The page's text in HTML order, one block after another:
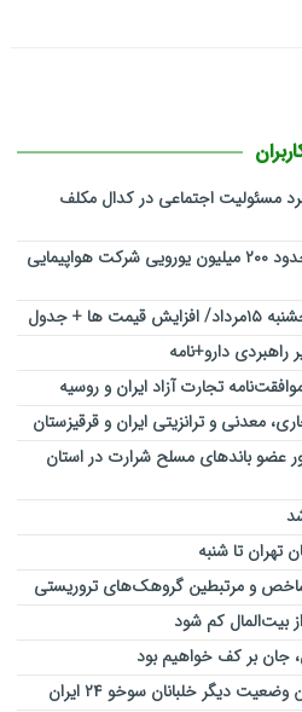
مسئولیت اجتماعی در کدال مکلف
پیامدهای تجاوز به ایران؛ زیان حدود ۲۰۰ میلیون یورویی شرکت هواپیمایی
+ جدول
راهبردی دارو+نامه
تجارت آزاد ایران و روسیه
معدنی و ترانزیتی ایران و قرقیزستان
۲۱مزدور موساد و ۴ شرور عضو باندهای مسلح شرارت در استان
تهران تا شنبه
کم شود
جان بر کف خواهیم بود
دیگر خلبانان سوخو ۲۴ ایران